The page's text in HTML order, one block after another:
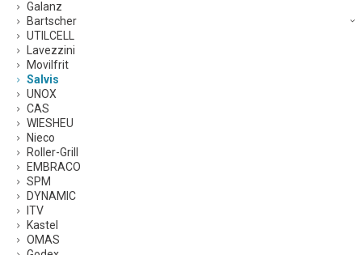
Galanz
Bartscher
UTILCELL
Lavezzini
Movilfrit
Salvis
UNOX
CAS
WIESHEU
Nieco
Roller-Grill
EMBRACO
SPM
DYNAMIC
ITV
Kastel
OMAS